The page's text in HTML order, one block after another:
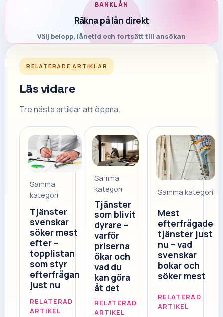
BANKLÅN
Räkna på lån direkt
Välj belopp, lånetid och fortsätt till ansökan
RELATERADE ARTIKLAR
Läs vidare
Tre nästa artiklar att öppna.
Samma
kategori
Tjänster
svenskar
söker mest
efter –
topplistan
som styr
efterfrågan
just nu
RELATERAD
ARTIKEL
Samma
kategori
Tjänster
som blivit
dyrare –
varför
priserna
ökar och
vad du
kan göra
åt det
RELATERAD
ARTIKEL
Samma kategori
Mest
efterfrågade
tjänster just
nu – vad
svenskar
bokar och
söker mest
RELATERAD
ARTIKEL